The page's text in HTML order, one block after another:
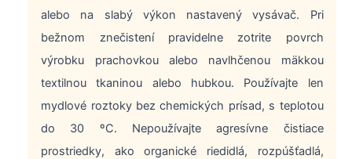
alebo na slabý výkon nastavený vysávač. Pri
bežnom znečistení pravidelne zotrite povrch
výrobku prachovkou alebo navlhčenou mäkkou
textilnou tkaninou alebo hubkou. Používajte len
mydlové roztoky bez chemických prísad, s teplotou
do 30 ºC. Nepoužívajte agresívne čistiace
prostriedky, ako organické riedidlá, rozpúšťadlá,